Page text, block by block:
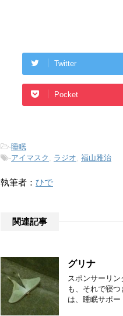
Twitter
Pocket
-睡眠
-アイマスク ラジオ 福山雅治
執筆者： ひで
関連記事
グリナ
スポンサーリ
も、それで寝
は、睡眠サポ